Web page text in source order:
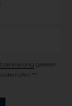
gelesen